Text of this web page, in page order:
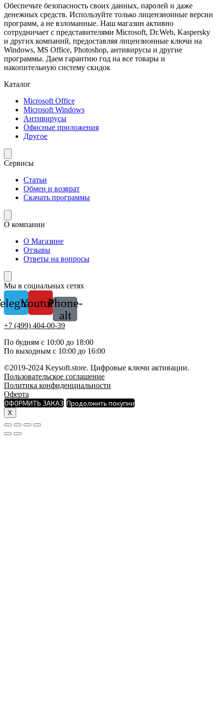
Обеспечьте безопасность своих данных, паролей и даже
денежных средств. Используйте только лицензионные версии
программ, а не взломанные. Наш магазин активно
сотрудничает с представителями Microsoft, Dr.Web, Kaspersky
и других компаний, предоставляя лицензионные ключи на
Windows, MS Office, Photoshop, антивирусы и другие
программы. Даем гарантию год на все товары и
накопительную систему скидок
Каталог
Microsoft Office
Microsoft Windows
Антивирусы
Офисные приложения
Другое
Сервисы
Статьи
Обмен и возврат
Скачать программы
О компании
О Магазине
Отзывы
Ответы на вопросы
Мы в социальных сетях
YoutubePhone-
alt
+7 (499) 404-00-39
По будням с 10:00 до 18:00
По выходным с 10:00 до 16:00
©2019-2024 Keysoft.store. Цифровые ключи активации.
Пользовательское соглашение
Политика конфиденциальности
Оферта
ОФОРМИТЬ ЗАКАЗ Продолжить покупки
X